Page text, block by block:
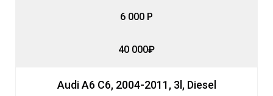
6 000 Р
40 000₽
Audi A6 C6, 2004-2011, 3l, Diesel